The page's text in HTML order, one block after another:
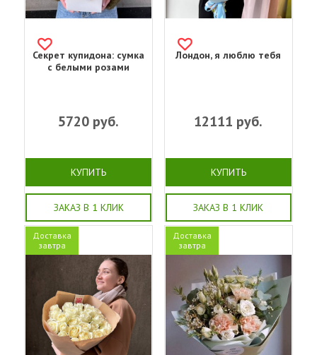
Секрет купидона: сумка
с белыми розами
5720 руб.
КУПИТЬ
ЗАКАЗ В 1 КЛИК
Лондон, я люблю тебя
12111 руб.
КУПИТЬ
ЗАКАЗ В 1 КЛИК
Доставка
завтра
Доставка
завтра